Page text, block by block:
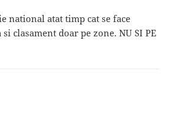
national atat timp cat se face
clasament doar pe zone. NU SI PE